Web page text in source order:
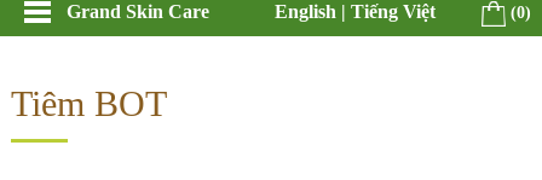
Grand Skin Care English | Tiếng Việt (0)
Tiêm BOT